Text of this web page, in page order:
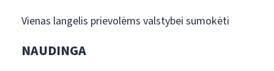
Vienas langelis prievolėms valstybei sumokėti
NAUDINGA